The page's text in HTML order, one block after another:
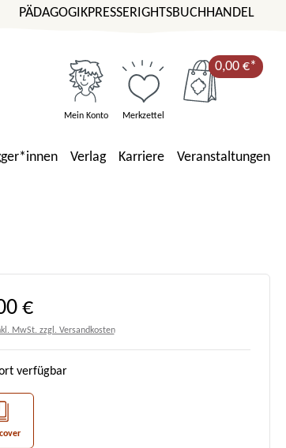
PÄDAGOGIKPRESSERIGHTSBUCHHANDEL
Mein Konto Merkzettel
0,00 €*
Verlag Karriere Veranstaltungen
Preis:
€
MwSt. zzgl. Versandkosten
verfügbar